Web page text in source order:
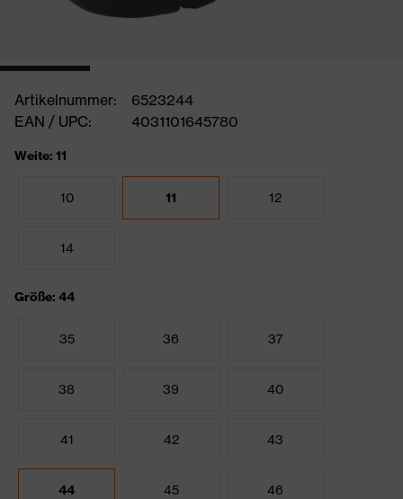
Artikelnummer:
6523244
EAN / UPC:
4031101645780
Weite: 11
10 11 12
14
Größe: 44
35 36 37
38 39 40
41 42 43
44 45 46